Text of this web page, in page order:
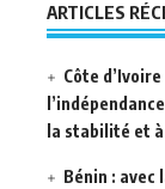
ARTICLES
Côte
la stabilité et
Bénin : avec